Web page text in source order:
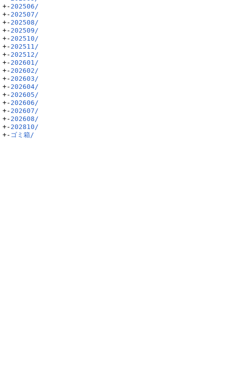
+- 202506/
+- 202507/
+- 202508/
+- 202509/
+- 202510/
+- 202511/
+- 202512/
+- 202601/
+- 202602/
+- 202603/
+- 202604/
+- 202605/
+- 202606/
+- 202607/
+- 202608/
+- 202810/
+- ゴミ箱/